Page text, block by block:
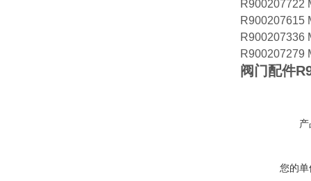
R900207722
R900207615
R900207336
R900207279
阀门配件
您的